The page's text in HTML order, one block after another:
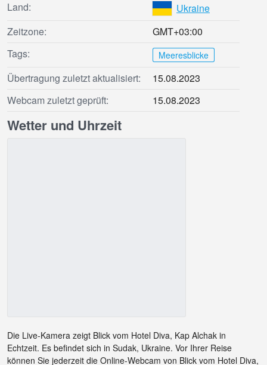
Land:
Ukraine
Zeitzone:
GMT+03:00
Tags:
Meeresblicke
Übertragung zuletzt aktualisiert:
15.08.2023
Webcam zuletzt geprüft:
15.08.2023
Wetter und Uhrzeit
Die Live-Kamera zeigt Blick vom Hotel Diva, Kap Alchak in
Echtzeit. Es befindet sich in Sudak, Ukraine. Vor Ihrer Reise
können Sie jederzeit die Online-Webcam von Blick vom Hotel Diva,